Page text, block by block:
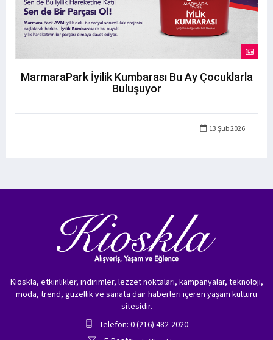
MarmaraPark İyilik Kumbarası Bu Ay Çocuklarla
Buluşuyor
13 Şub 2026
Kioskla, etkinlikler, indirimler, lezzet noktaları, kampanyalar, teknoloji,
moda, trend, güzellik ve sanata dair haberleri içeren yaşam kültürü
sitesidir.
Telefon: 0 (216) 482-2020